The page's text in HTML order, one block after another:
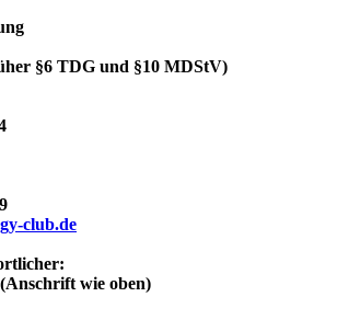
§6 TDG und §10 MDStV)
club.de
wie oben)